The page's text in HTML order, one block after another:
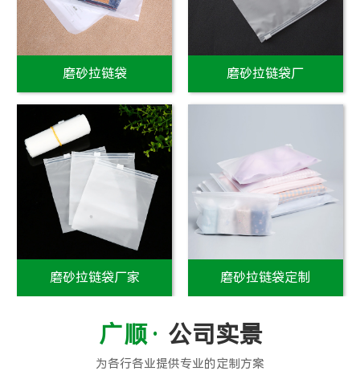
磨砂拉链袋 磨砂拉链袋厂
磨砂拉链袋厂家 磨砂拉链袋定制
公司实景